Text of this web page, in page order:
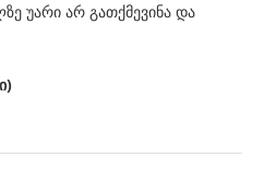
უარი არ გათქმევინა და